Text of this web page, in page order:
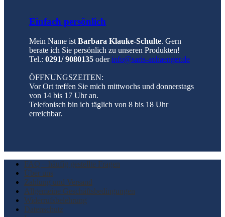
Einfach persönlich
Mein Name ist Barbara Klauke-Schulte. Gern
berate ich Sie persönlich zu unseren Produkten!
Tel.: 0291/ 9080135 oderinfo@saris-anhaenger.de
ÖFFNUNGSZEITEN:
Vor Ort treffen Sie mich mittwochs und donnerstags
von 14 bis 17 Uhr an.
Telefonisch bin ich täglich von 8 bis 18 Uhr
erreichbar.
FAQ – häufig gestellte Fragen
Über uns
Zahlung und Versand
Allgemeine Geschäftsbedingungen
Widerrufsbelehrung
Datenschutz